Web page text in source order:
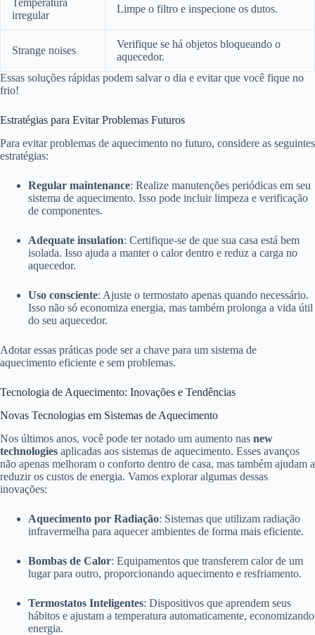
Temperatura
irregular
Limpe o filtro e inspecione os dutos.
Strange noises
Verifique se há objetos bloqueando o
aquecedor.
Essas soluções rápidas podem salvar o dia e evitar que você fique no
frio!
Estratégias para Evitar Problemas Futuros
Para evitar problemas de aquecimento no futuro, considere as seguintes
estratégias:
Regular maintenance: Realize manutenções periódicas em seu
sistema de aquecimento. Isso pode incluir limpeza e verificação
de componentes.
Adequate insulation: Certifique-se de que sua casa está bem
isolada. Isso ajuda a manter o calor dentro e reduz a carga no
aquecedor.
Uso consciente: Ajuste o termostato apenas quando necessário.
Isso não só economiza energia, mas também prolonga a vida útil
do seu aquecedor.
Adotar essas práticas pode ser a chave para um sistema de
aquecimento eficiente e sem problemas.
Tecnologia de Aquecimento: Inovações e Tendências
Novas Tecnologias em Sistemas de Aquecimento
Nos últimos anos, você pode ter notado um aumento nas new
technologies aplicadas aos sistemas de aquecimento. Esses avanços
não apenas melhoram o conforto dentro de casa, mas também ajudam a
reduzir os custos de energia. Vamos explorar algumas dessas
inovações:
Aquecimento por Radiação: Sistemas que utilizam radiação
infravermelha para aquecer ambientes de forma mais eficiente.
Bombas de Calor: Equipamentos que transferem calor de um
lugar para outro, proporcionando aquecimento e resfriamento.
Termostatos Inteligentes: Dispositivos que aprendem seus
hábitos e ajustam a temperatura automaticamente, economizando
energia.